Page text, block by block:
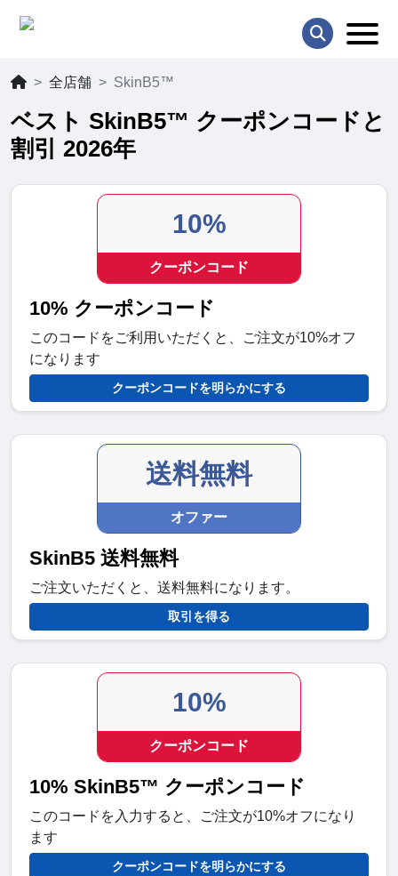
全店舗 SkinB5™
ベスト SkinB5™ クーポンコードと
割引 2026年
10%
クーポンコード
10% クーポンコード
このコードをご利用いただくと、ご注文が10%オフ
になります
クーポンコードを明らかにする
送料無料
オファー
SkinB5 送料無料
ご注文いただくと、送料無料になります。
取引を得る
10%
クーポンコード
10% SkinB5™ クーポンコード
このコードを入力すると、ご注文が10%オフになり
ます
クーポンコードを明らかにする